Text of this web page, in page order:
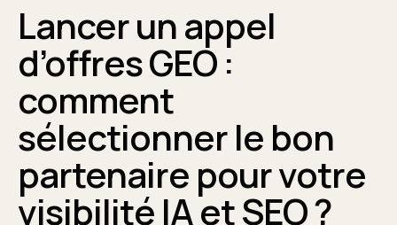
Lancer un appel
d’offres GEO :
comment
sélectionner le bon
partenaire pour votre
visibilité IA et SEO ?